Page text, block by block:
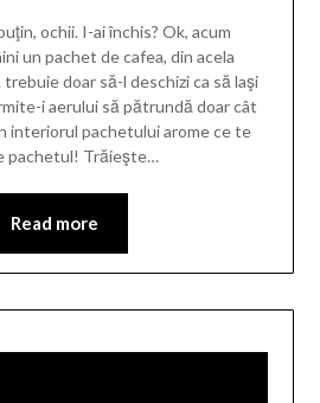
ochii. I-ai închis? Ok, acum
un pachet de cafea, din acela
doar să-l deschizi ca să laşi
i aerului să pătrundă doar cât
interiorul pachetului arome ce te
pachetul! Trăieşte…
Read more